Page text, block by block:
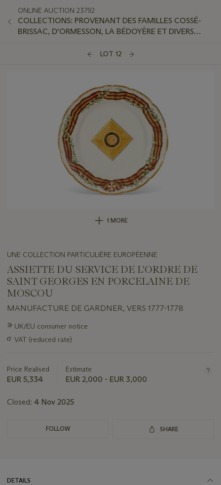
ONLINE AUCTION 23792
COLLECTIONS: PROVENANT DES FAMILLES COSSÉ-
BRISSAC, D'ORMESSON, LA BÉDOYÈRE ET DIVERS
LOT 12
1 MORE
UNE COLLECTION PARTICULIÈRE EUROPÉENNE
ASSIETTE DU SERVICE DE L'ORDRE DE
SAINT GEORGES EN PORCELAINE DE
MOSCOU
MANUFACTURE DE GARDNER, VERS 1777-1778
Important
about
∍ UK/EU consumer notice
σ VAT (reduced rate)
Price Realised
EUR 5,334
Estimate
EUR 2,000 - EUR 3,000
Closed: 4 Nov 2025
FOLLOW SHARE
DETAILS